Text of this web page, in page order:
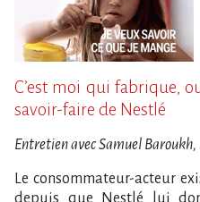
C’est moi qui fabrique,
savoir-faire de Nestlé
Entretien avec Samuel Baroukh,
Le consommateur-acteur
depuis que Nestlé lui